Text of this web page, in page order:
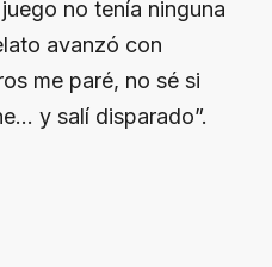
no tenía ninguna
avanzó con
me paré, no sé si
y salí disparado”.